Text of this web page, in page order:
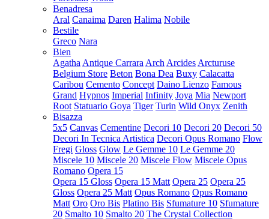
Benadresa
Aral Canaima Daren Halima Nobile
Bestile
Greco Nara
Bien
Agatha Antique Carrara Arch Arcides Arcturuse
Belgium Store Beton Bona Dea Buxy Calacatta
Caribou Cemento Concept Daino Lienzo Famous
Grand Hypnos Imperial Infinity Joya Mia Newport
Root Statuario Goya Tiger Turin Wild Onyx Zenith
Bisazza
5x5 Canvas Cementine Decori 10 Decori 20 Decori 50
Decori In Tecnica Artistica Decori Opus Romano Flow
Fregi Gloss Glow Le Gemme 10 Le Gemme 20
Miscele 10 Miscele 20 Miscele Flow Miscele Opus
Romano Opera 15
Opera 15 Gloss Opera 15 Matt Opera 25 Opera 25
Gloss Opera 25 Matt Opus Romano Opus Romano
Matt Oro Oro Bis Platino Bis Sfumature 10 Sfumature
20 Smalto 10 Smalto 20 The Crystal Collection